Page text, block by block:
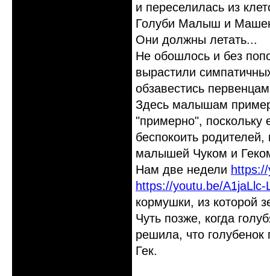
и переселилась из
Голуби Малыш и
Они должны летать...
Не обошлось и без
вырастили
обзавестись
Здесь малышам
"примерно", поскольку
беспокоить
малышей Чуком и
Нам две недели
https://youtu.be/A1jaLlc-
кормушки, из которой
Чуть позже, когда
решила, что
Гек.